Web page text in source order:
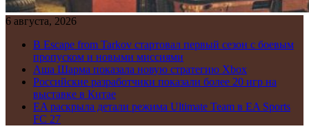
6 августа, 2026
В Escape from Tarkov стартовал первый сезон с боевым
пропуском и новыми миссиями
Аша Шарма показала новую стратегию Xbox
Российские разработчики показали более 20 игр на
выставке в Китае
EA раскрыла детали режима Ultimate Team в EA Sports
FC 27